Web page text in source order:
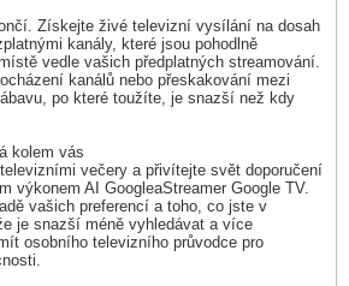
Získejte živé televizní vysílání na dosah
kanály, které jsou pohodlně
vedle vašich předplatných streamování.
kanálů nebo přeskakování mezi
po které toužíte, je snazší než kdy
kolem vás
večery a přivítejte svět doporučení
výkonem AI GoogleaStreamer Google TV.
vašich preferencí a toho, co jste v
je snazší méně vyhledávat a více
osobního televizního průvodce pro